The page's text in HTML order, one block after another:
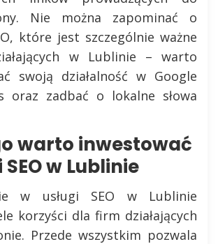
Nie można zapominać o
które jest szczególnie ważne
w Lublinie – warto
swoją działalność w Google
oraz zadbać o lokalne słowa
warto inwestować
SEO w Lublinie
w usługi SEO w Lublinie
korzyści dla firm działających
Przede wszystkim pozwala